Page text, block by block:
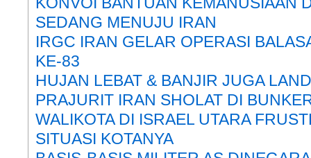
SEDANG MENUJU IRAN
IRGC IRAN GELAR OPERASI
KE-83
HUJAN LEBAT & BANJIR JUGA
PRAJURIT IRAN SHOLAT DI
WALIKOTA DI ISRAEL UTARA
SITUASI KOTANYA